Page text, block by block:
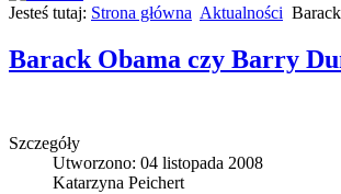
Jesteś tutaj: Strona główna Aktualności
Barack Obama czy Barry
Szczegóły
Utworzono: 04 listopada 2008
Katarzyna Peichert